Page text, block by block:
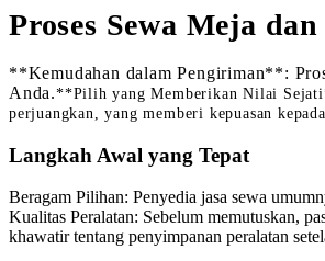
Proses Sewa Meja
**Kemudahan dalam Pengiriman**:
Anda.**Pilih yang Memberikan Nilai
perjuangkan, yang memberi kepuasan
Langkah Awal yang Tepat
Beragam Pilihan: Penyedia jasa sewa
Kualitas Peralatan: Sebelum memutuskan,
khawatir tentang penyimpanan peralatan